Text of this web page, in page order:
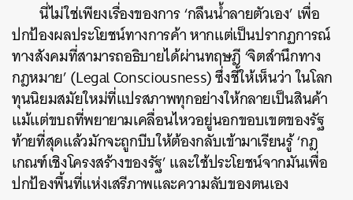
นี่ไม่ใช่เพียงเรื่องของการ ‘กลืนน้ำลายตัวเอง’ เพื่อ
ปกป้องผลประโยชน์ทางการค้า หากแต่เป็นปรากฏการณ์
ทางสังคมที่สามารถอธิบายได้ผ่านทฤษฎี ‘จิตสำนึกทาง
กฎหมาย’ (Legal Consciousness) ซึ่งชี้ให้เห็นว่า ในโลก
ทุนนิยมสมัยใหม่ที่แปรสภาพทุกอย่างให้กลายเป็นสินค้า
แม้แต่ขบถที่พยายามเคลื่อนไหวอยู่นอกขอบเขตของรัฐ
ท้ายที่สุดแล้วมักจะถูกบีบให้ต้องกลับเข้ามาเรียนรู้ ‘กฎ
เกณฑ์เชิงโครงสร้างของรัฐ’ และใช้ประโยชน์จากมันเพื่อ
ปกป้องพื้นที่แห่งเสรีภาพและความลับของตนเอง